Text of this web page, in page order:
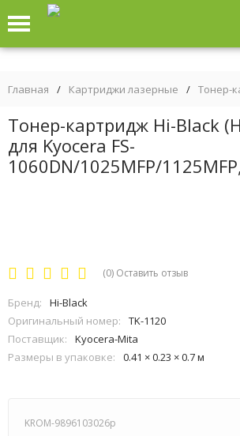
Главная / Картриджи лазерные / Тонер-
Тонер-картридж Hi-Black
для Kyocera FS-
1060DN/1025MFP/
(0) Оставить отзыв
Бренд:
Hi-Black
Оригинальный номер:
TK-1120
Поставщик:
Kyocera-Mita
Размеры в упаковке:
0.41 × 0.23 × 0.7 м
KROM-9896103026p